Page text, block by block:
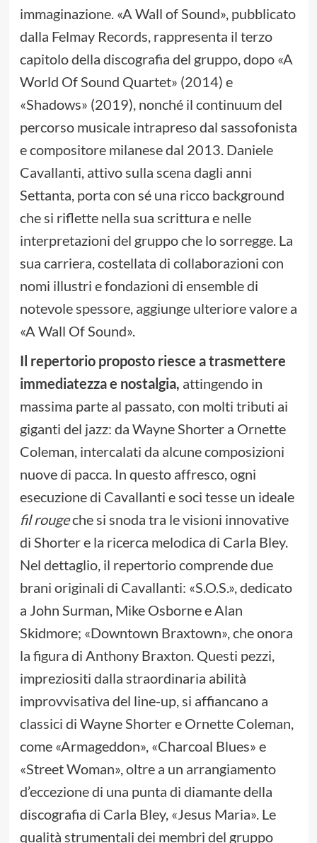
immaginazione. «A Wall of Sound», pubblicato
dalla Felmay Records, rappresenta il terzo
capitolo della discografia del gruppo, dopo «A
World Of Sound Quartet» (2014) e
«Shadows» (2019), nonché il continuum del
percorso musicale intrapreso dal sassofonista
e compositore milanese dal 2013. Daniele
Cavallanti, attivo sulla scena dagli anni
Settanta, porta con sé una ricco background
che si riflette nella sua scrittura e nelle
interpretazioni del gruppo che lo sorregge. La
sua carriera, costellata di collaborazioni con
nomi illustri e fondazioni di ensemble di
notevole spessore, aggiunge ulteriore valore a
«A Wall Of Sound».
Il repertorio proposto riesce a trasmettere
immediatezza e nostalgia, attingendo in
massima parte al passato, con molti tributi ai
giganti del jazz: da Wayne Shorter a Ornette
Coleman, intercalati da alcune composizioni
nuove di pacca. In questo affresco, ogni
esecuzione di Cavallanti e soci tesse un ideale
fil rougeche si snoda tra le visioni innovative
di Shorter e la ricerca melodica di Carla Bley.
Nel dettaglio, il repertorio comprende due
brani originali di Cavallanti: «S.O.S.», dedicato
a John Surman, Mike Osborne e Alan
Skidmore; «Downtown Braxtown», che onora
la figura di Anthony Braxton. Questi pezzi,
impreziositi dalla straordinaria abilità
improvvisativa del line-up, si affiancano a
classici di Wayne Shorter e Ornette Coleman,
come «Armageddon», «Charcoal Blues» e
«Street Woman», oltre a un arrangiamento
d’eccezione di una punta di diamante della
discografia di Carla Bley, «Jesus Maria». Le
qualità strumentali dei membri del gruppo